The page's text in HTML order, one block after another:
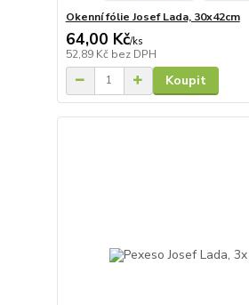
Okenní fólie Josef Lada, 30x42cm
64,00 Kč/ks
52,89 Kč bez DPH
Koupit